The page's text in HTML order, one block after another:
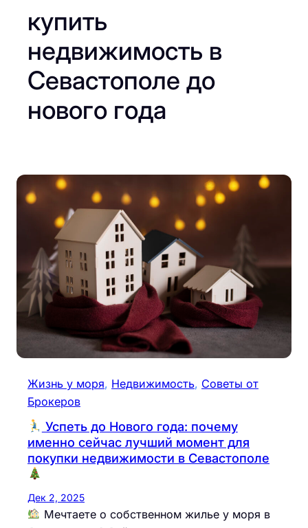
купить
недвижимость в
Севастополе до
нового года
Жизнь у моря, Недвижимость, Советы от
Брокеров
Успеть до Нового года: почему
именно сейчас лучший момент для
покупки недвижимости в Севастополе
Дек 2, 2025
Мечтаете о собственном жилье у моря в